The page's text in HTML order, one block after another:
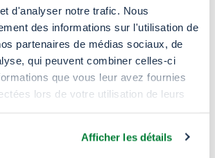
d'analyser notre trafic. Nous
des informations sur l'utilisation de
partenaires de médias sociaux, de
qui peuvent combiner celles-ci
que vous leur avez fournies
lors de votre utilisation de leurs
Afficher les détails
consumo
moda y accesorios, artículos